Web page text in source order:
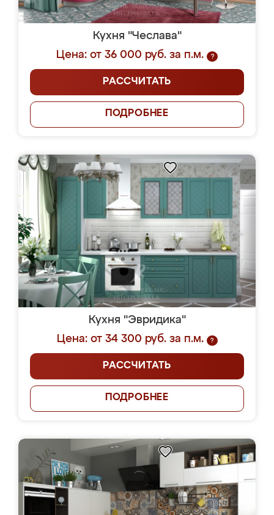
Кухня "Чеслава"
Цена: от 36 000 руб. за п.м.
?
РАССЧИТАТЬ
ПОДРОБНЕЕ
Кухня "Эвридика"
Цена: от 34 300 руб. за п.м.
?
РАССЧИТАТЬ
ПОДРОБНЕЕ